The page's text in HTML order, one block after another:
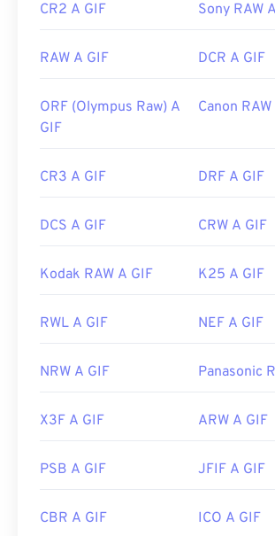
Link utili:
https://en.wikipedia.org/
CR2 A GIF Sony RAW
RAW A GIF DCR A GIF
ORF (Olympus Raw) A
GIF
Canon
CR3 A GIF DRF A GIF
DCS A GIF CRW A GIF
Kodak RAW A GIF K25 A GIF
RWL A GIF NEF A GIF
NRW A GIF Panasonic
X3F A GIF ARW A GIF
PSB A GIF JFIF A GIF
CBR A GIF ICO A GIF